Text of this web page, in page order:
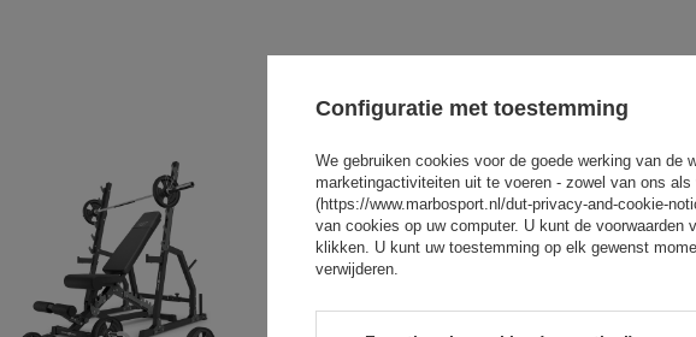
Configuratie met toestemming
We gebruiken cookies voor de goede werking van
marketingactiviteiten uit te voeren - zowel van ons
(https://www.marbosport.nl/dut-privacy-and-cookie-
van cookies op uw computer. U kunt de voorwaarden
klikken. U kunt uw toestemming op elk gewenst
verwijderen.